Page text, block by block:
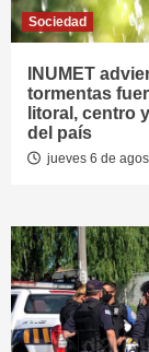
Sociedad
INUMET
tormentas
litoral, centro
del país
jueves 6 de